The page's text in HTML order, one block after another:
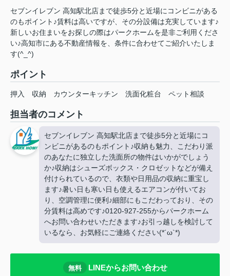
セブンイレブン 高知駅北店まで徒歩5分と近場にコンビニがある
のもポイント♪賃料は高いですが、その分設備は充実しています♪
新しいお住まいをお探しの際はパークホームを是非ご利用くださ
い♪高知市にある不動産情報を、条件に合わせてご紹介いたしま
す(^_^)
ポイント
押入 収納 カウンターキッチン 洗面化粧台 ペット相談
担当者のコメント
セブンイレブン 高知駅北店まで徒歩5分と近場にコ
ンビニがあるのもポイント♪収納も魅力、こだわり派
のあなたに独立した洗面所の物件はいかがでしょう
か♪収納はシューズボックス・クロゼットなどが備え
付けられているので、衣類や日用品の収納に重宝し
ます♪暑い日も寒い日も使えるエアコンが付いてお
り、空調管理に便利♪細部にもこだわっており、その
分賃料は高めです♪0120-927-255からパークホーム
へお問い合わせいただきます♪お引っ越しを検討して
いるなら、お気軽にご連絡ください(*´ω`*)
無料 LINEからお問い合わせ